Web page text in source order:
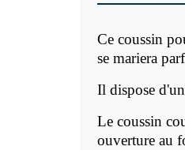
Ce coussin
se mariera
Il dispose
Le coussin
ouverture au